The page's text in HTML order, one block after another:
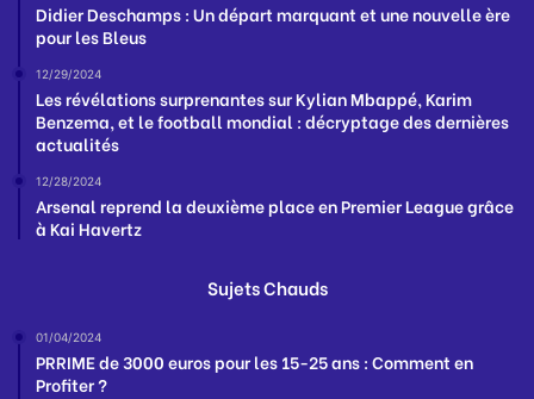
Didier Deschamps : Un départ marquant et une nouvelle ère
pour les Bleus
12/29/2024
Les révélations surprenantes sur Kylian Mbappé, Karim
Benzema, et le football mondial : décryptage des dernières
actualités
12/28/2024
Arsenal reprend la deuxième place en Premier League grâce
à Kai Havertz
Sujets Chauds
01/04/2024
PRRIME de 3000 euros pour les 15-25 ans : Comment en
Profiter ?